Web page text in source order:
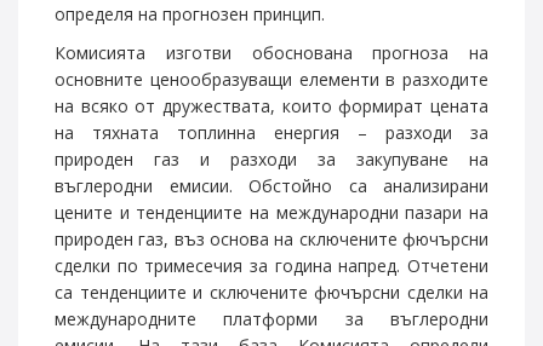
определя на прогнозен принцип.
Комисията изготви обоснована прогноза на
основните ценообразуващи елементи в разходите
на всяко от дружествата, които формират цената
на тяхната топлинна енергия – разходи за
природен газ и разходи за закупуване на
въглеродни емисии. Обстойно са анализирани
цените и тенденциите на международни пазари на
природен газ, въз основа на сключените фючърсни
сделки по тримесечия за година напред. Отчетени
са тенденциите и сключените фючърсни сделки на
международните платформи за въглеродни